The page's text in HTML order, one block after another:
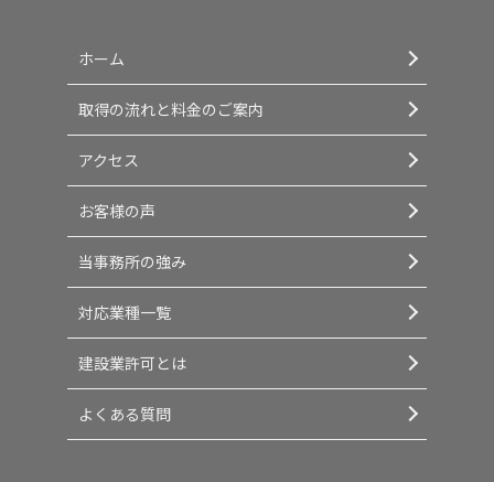
ホーム
取得の流れと料金のご案内
アクセス
お客様の声
当事務所の強み
対応業種一覧
建設業許可とは
よくある質問